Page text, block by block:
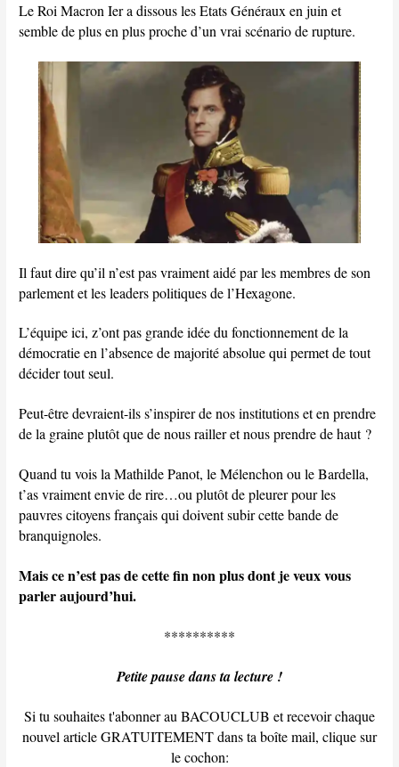
Le Roi Macron Ier a dissous les Etats Généraux en juin et
semble de plus en plus proche d’un vrai scénario de rupture.
Il faut dire qu’il n’est pas vraiment aidé par les membres de son
parlement et les leaders politiques de l’Hexagone.
L’équipe ici, z’ont pas grande idée du fonctionnement de la
démocratie en l’absence de majorité absolue qui permet de tout
décider tout seul.
Peut-être devraient-ils s’inspirer de nos institutions et en prendre
de la graine plutôt que de nous railler et nous prendre de haut ?
Quand tu vois la Mathilde Panot, le Mélenchon ou le Bardella,
t’as vraiment envie de rire…ou plutôt de pleurer pour les
pauvres citoyens français qui doivent subir cette bande de
branquignoles.
Mais ce n’est pas de cette fin non plus dont je veux vous
parler aujourd’hui.
**********
Petite pause dans ta lecture !
Si tu souhaites t'abonner au BACOUCLUB et recevoir chaque
nouvel article GRATUITEMENT dans ta boîte mail, clique sur
le cochon: